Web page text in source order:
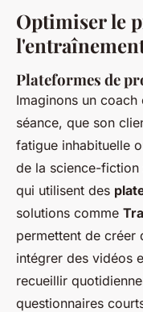
Optimiser le
Plateformes de
Imaginons un
séance, que son
fatigue inhabituelle
de la science-fiction
qui utilisent des
solutions comme
permettent de créer
intégrer des vidéos
recueillir
questionnaires